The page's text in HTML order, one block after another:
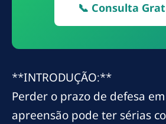
📞 Consulta
**INTRODUÇÃO:**
Perder o prazo de defesa
apreensão pode ter sérias